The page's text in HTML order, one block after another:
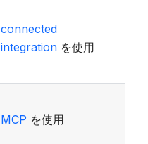
connected
integration を使用
MCP を使用